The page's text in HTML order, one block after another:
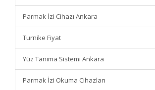
Parmak İzi Cihazı Ankara
Turnike Fiyat
Yüz Tanıma Sistemi Ankara
Parmak İzi Okuma Cihazları